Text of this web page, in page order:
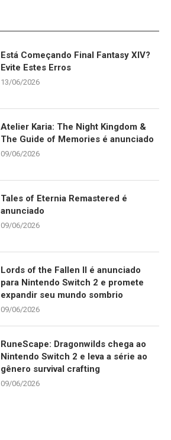
Está Começando Final Fantasy XIV?
Evite Estes Erros
13/06/2026
Atelier Karia: The Night Kingdom &
The Guide of Memories é anunciado
09/06/2026
Tales of Eternia Remastered é
anunciado
09/06/2026
Lords of the Fallen II é anunciado
para Nintendo Switch 2 e promete
expandir seu mundo sombrio
09/06/2026
RuneScape: Dragonwilds chega ao
Nintendo Switch 2 e leva a série ao
gênero survival crafting
09/06/2026